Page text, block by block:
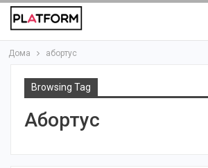
Дома абортус
Browsing Tag
Абортус